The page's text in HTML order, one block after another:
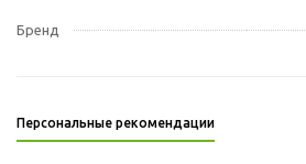
Бренд
Персональные рекомендации